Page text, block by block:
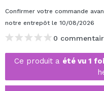
Confirmer votre commande
notre entrepôt le 10/08/2026
0
Ce produit a été vu 1